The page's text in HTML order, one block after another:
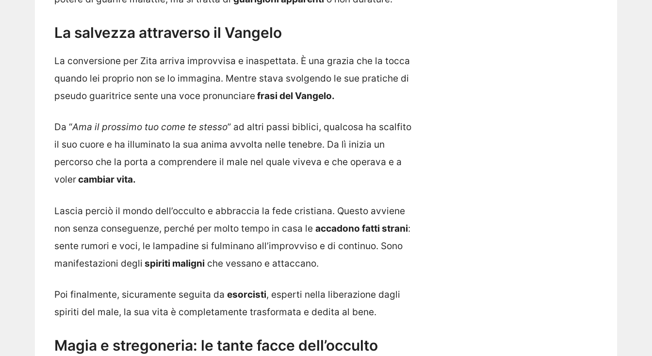
La salvezza attraverso il Vangelo
La conversione per Zita arriva improvvisa e inaspettata. È una grazia che la tocca
quando lei proprio non se lo immagina. Mentre stava svolgendo le sue pratiche di
pseudo guaritrice sente una voce pronunciare frasi del Vangelo.
Da “Ama il prossimo tuo come te stesso” ad altri passi biblici, qualcosa ha scalfito
il suo cuore e ha illuminato la sua anima avvolta nelle tenebre. Da lì inizia un
percorso che la porta a comprendere il male nel quale viveva e che operava e a
volercambiar vita.
Lascia perciò il mondo dell’occulto e abbraccia la fede cristiana. Questo avviene
non senza conseguenze, perché per molto tempo in casa le accadono fatti strani:
sente rumori e voci, le lampadine si fulminano all’improvviso e di continuo. Sono
manifestazioni degli spiriti maligni che vessano e attaccano.
Poi finalmente, sicuramente seguita da esorcisti, esperti nella liberazione dagli
spiriti del male, la sua vita è completamente trasformata e dedita al bene.
Magia e stregoneria: le tante facce dell’occulto